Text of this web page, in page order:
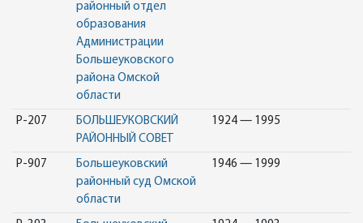
районный отдел
образования
Администрации
Большеуковского
района Омской
области
Р-207
БОЛЬШЕУКОВСКИЙ
РАЙОННЫЙ СОВЕТ
1924 — 1995
Р-907
Большеуковский
районный суд Омской
области
1946 — 1999